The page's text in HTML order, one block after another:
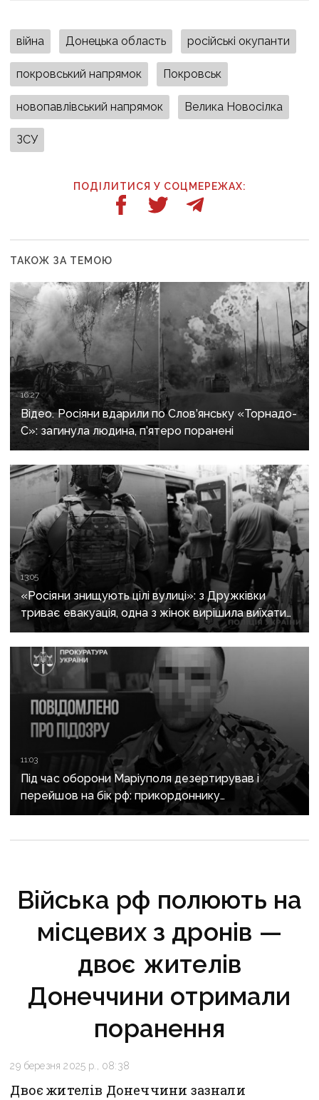
війна Донецька область російські окупанти
покровський напрямок Покровськ
новопавлівський напрямок Велика Новосілка
ЗСУ
ПОДІЛИТИСЯ У СОЦМЕРЕЖАХ:
ТАКОЖ ЗА ТЕМОЮ
16:27
Відео. Росіяни вдарили по Слов’янську «Торнадо-
С»: загинула людина, п’ятеро поранені
13:05
«Росіяни знищують цілі вулиці»: з Дружківки
триває евакуація, одна з жінок вирішила виїхати
після загибелі чоловіка
11:03
Під час оборони Маріуполя дезертирував і
перейшов на бік рф: прикордоннику
з «Азовсталі» повідомили про підозру
Війська рф полюють на
місцевих з дронів —
двоє жителів
Донеччини отримали
поранення
29 березня 2025 р., 08:38
Двоє жителів Донеччини зазнали